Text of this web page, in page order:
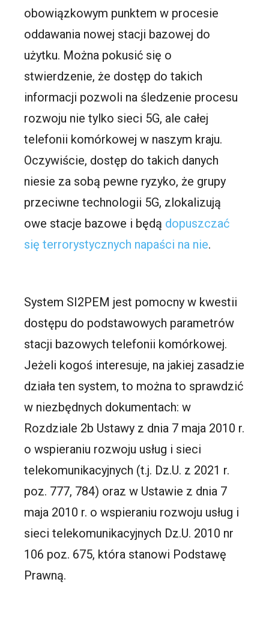
obowiązkowym punktem w procesie
oddawania nowej stacji bazowej do
użytku. Można pokusić się o
stwierdzenie, że dostęp do takich
informacji pozwoli na śledzenie procesu
rozwoju nie tylko sieci 5G, ale całej
telefonii komórkowej w naszym kraju.
Oczywiście, dostęp do takich danych
niesie za sobą pewne ryzyko, że grupy
przeciwne technologii 5G, zlokalizują
owe stacje bazowe i będą dopuszczać
się terrorystycznych napaści na nie.
System SI2PEM jest pomocny w kwestii
dostępu do podstawowych parametrów
stacji bazowych telefonii komórkowej.
Jeżeli kogoś interesuje, na jakiej zasadzie
działa ten system, to można to sprawdzić
w niezbędnych dokumentach: w
Rozdziale 2b Ustawy z dnia 7 maja 2010 r.
o wspieraniu rozwoju usług i sieci
telekomunikacyjnych (t.j. Dz.U. z 2021 r.
poz. 777, 784) oraz w Ustawie z dnia 7
maja 2010 r. o wspieraniu rozwoju usług i
sieci telekomunikacyjnych Dz.U. 2010 nr
106 poz. 675, która stanowi Podstawę
Prawną.